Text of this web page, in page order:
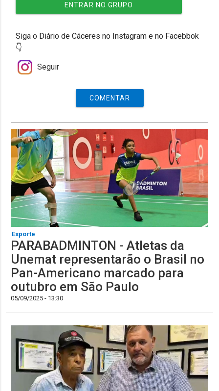
ENTRAR NO GRUPO
Siga o Diário de Cáceres no Instagram e no Facebbok
👇
Seguir
COMENTAR
Esporte
PARABADMINTON - Atletas da
Unemat representarão o Brasil no
Pan-Americano marcado para
outubro em São Paulo
05/09/2025 - 13:30